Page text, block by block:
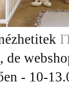
de
- 10-